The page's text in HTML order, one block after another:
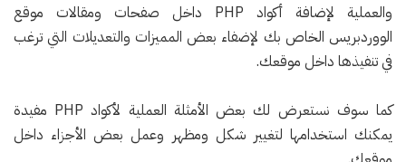
والعملية لإضافة أكواد PHP داخل صفحات ومقالات موقع
الووردبريس الخاص بك لإضفاء بعض المميزات والتعديلات التي ترغب
في تنفيذها داخل موقعك.
كما سوف نستعرض لك بعض الأمثلة العملية لأكواد PHP مفيدة
يمكنك استخدامها لتغيير شكل ومظهر وعمل بعض الأجزاء داخل